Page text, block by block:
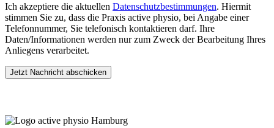
Ich akzeptiere die aktuellen Datenschutzbestimmungen. Hiermit
stimmen Sie zu, dass die Praxis active physio, bei Angabe einer
Telefonnummer, Sie telefonisch kontaktieren darf. Ihre
Daten/Informationen werden nur zum Zweck der Bearbeitung Ihres
Anliegens verarbeitet.